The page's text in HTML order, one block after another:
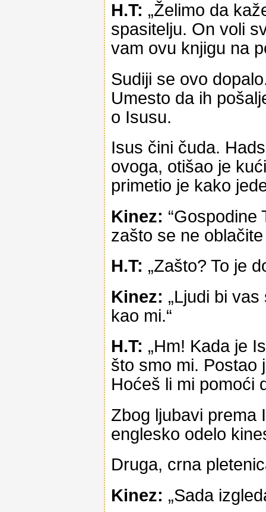
H.T: „Želimo da
spasitelju. On voli
vam ovu knjigu na
Sudiji se ovo
Umesto da ih
o Isusu.
Isus čini čuda.
ovoga, otišao je
primetio je kako
Kinez: “Gospodine
zašto se ne oblačite
H.T: „Zašto? To je
Kinez: „Ljudi bi
kao mi.“
H.T: „Hm! Kada je
što smo mi. Postao
Hoćeš li mi pomoći
Zbog ljubavi prema
englesko odelo
Druga, crna
Kinez: „Sada